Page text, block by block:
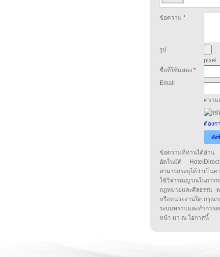
ข้อความ *
รูป
pixel
ชื่อที่ใช้แสดง *
Email
ความ
ต้องก
ส่ง
ข้อความที่ท่านได้อ่าน
อัตโนมัติ
สามารถระบุได้ว่าเป็น
ใช้วิจารณญาณในกา
กฎหมายและศีลธรรม
หรือหน่วยงานใด กรุณา
ระบบทราบและทำกา
หน้า มา ณ โอกาสนี้